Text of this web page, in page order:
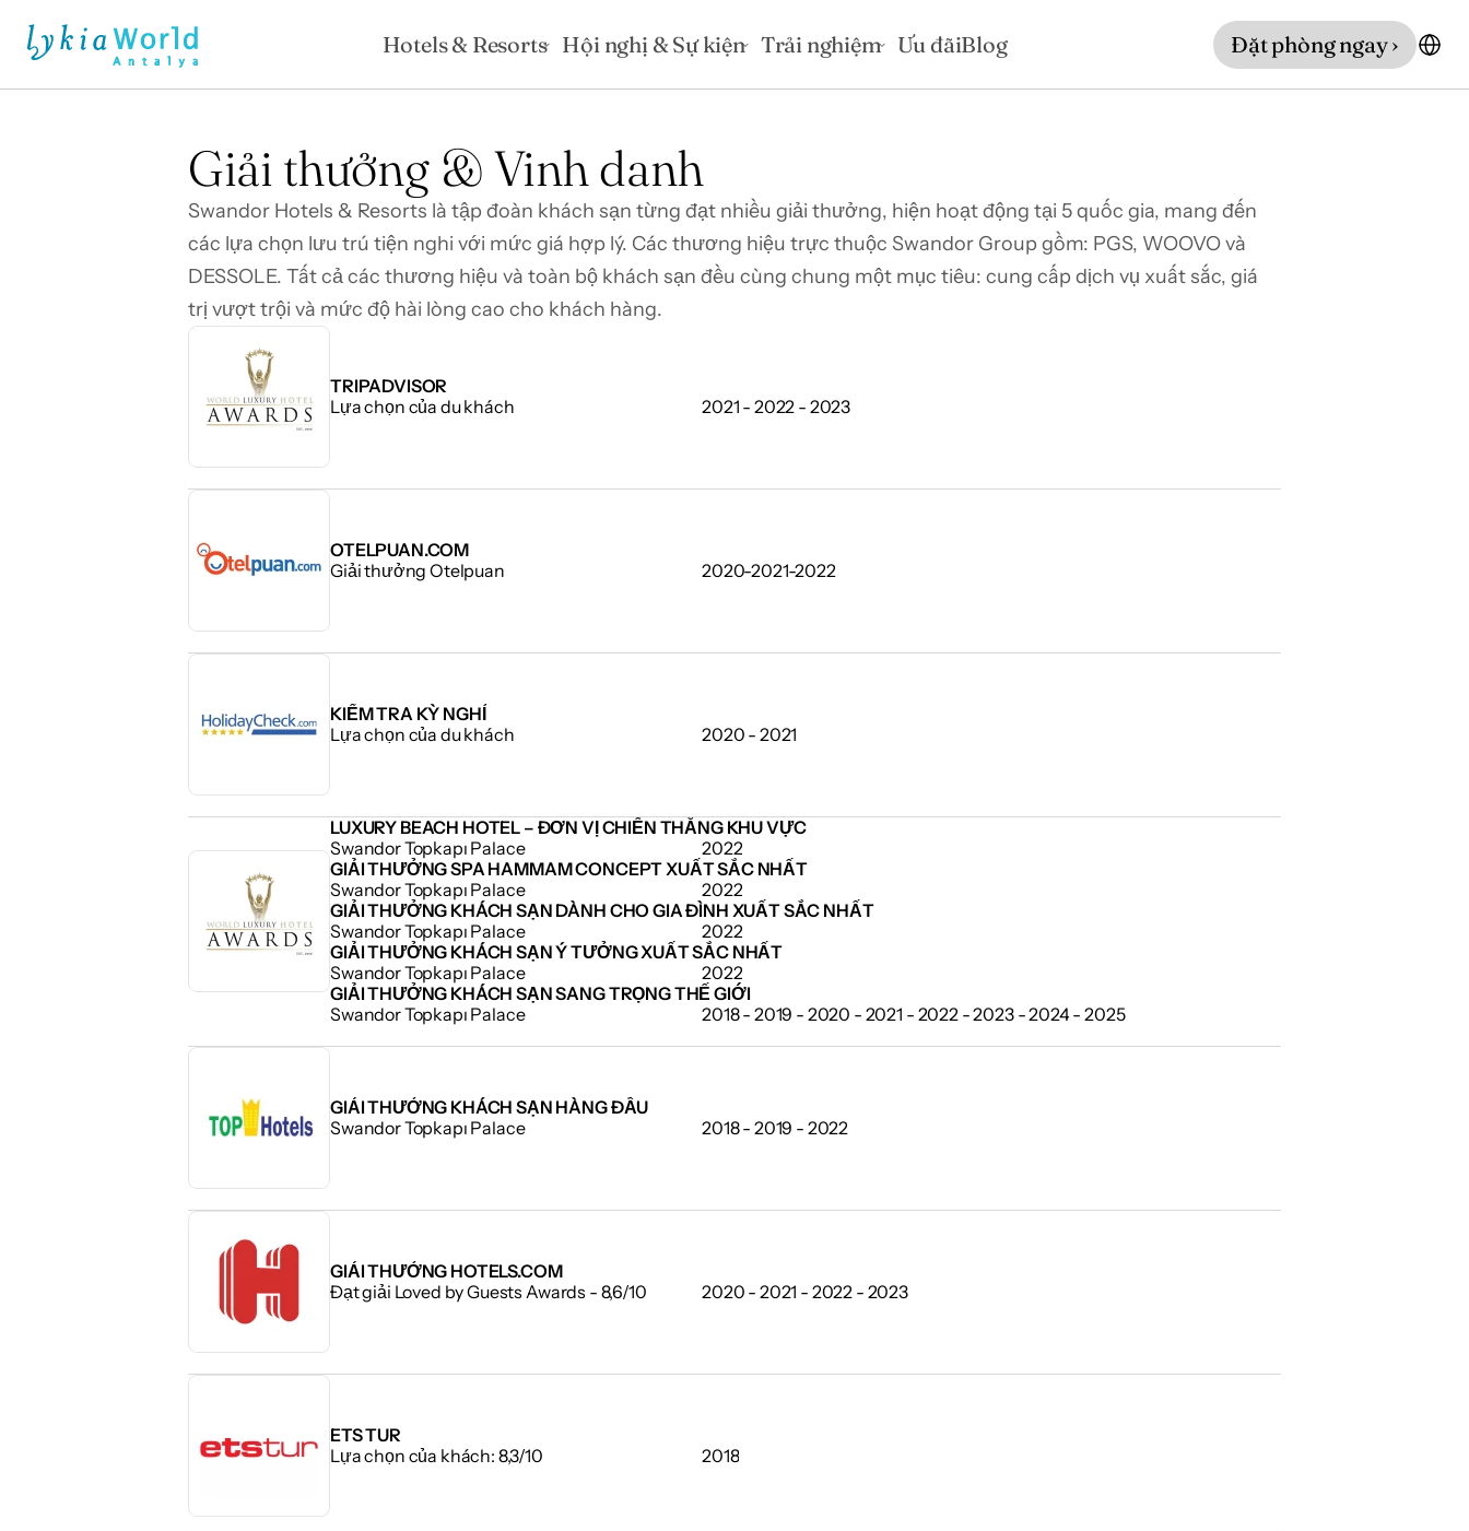
Giải thưởng & Vinh danh
Swandor Hotels & Resorts là tập đoàn khách sạn từng đạt nhiều giải thưởng, hiện hoạt động tại 5 quốc gia, mang đến
các lựa chọn lưu trú tiện nghi với mức giá hợp lý. Các thương hiệu trực thuộc Swandor Group gồm: PGS, WOOVO và
DESSOLE. Tất cả các thương hiệu và toàn bộ khách sạn đều cùng chung một mục tiêu: cung cấp dịch vụ xuất sắc, giá
trị vượt trội và mức độ hài lòng cao cho khách hàng.
TRIPADVISOR
Lựa chọn của du khách
2021 - 2022 - 2023
OTELPUAN.COM
Giải thưởng Otelpuan
2020-2021-2022
KIỂM TRA KỲ NGHỈ
Lựa chọn của du khách
2020 - 2021
LUXURY BEACH HOTEL – ĐƠN VỊ CHIẾN THẮNG KHU VỰC
Swandor Topkapı Palace
2022
GIẢI THƯỞNG SPA HAMMAM CONCEPT XUẤT SẮC NHẤT
Swandor Topkapı Palace
2022
GIẢI THƯỞNG KHÁCH SẠN DÀNH CHO GIA ĐÌNH XUẤT SẮC NHẤT
Swandor Topkapı Palace
2022
GIẢI THƯỞNG KHÁCH SẠN Ý TƯỞNG XUẤT SẮC NHẤT
Swandor Topkapı Palace
2022
GIẢI THƯỞNG KHÁCH SẠN SANG TRỌNG THẾ GIỚI
Swandor Topkapı Palace
2018 - 2019 - 2020 - 2021 - 2022 - 2023 - 2024 - 2025
GIẢI THƯỞNG KHÁCH SẠN HÀNG ĐẦU
Swandor Topkapı Palace
2018 - 2019 - 2022
GIẢI THƯỞNG HOTELS.COM
Đạt giải Loved by Guests Awards - 8,6/10
2020 - 2021 - 2022 - 2023
ETS TUR
Lựa chọn của khách: 8,3/10
2018
Hotels & Resorts Hội nghị & Sự kiện Trải nghiệm Ưu đãiBlog Đặt phòng ngay ›